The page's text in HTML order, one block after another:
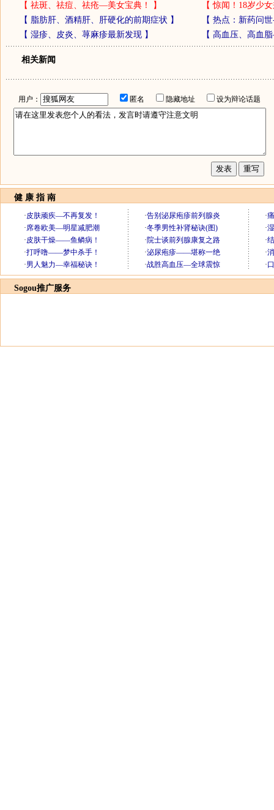
【 祛斑、祛痘、祛疮—美女宝典！ 】 【惊闻！18岁少
【 脂肪肝、酒精肝、肝硬化的前期症状 】 【 热点：新药问
【 湿疹、皮炎、荨麻疹最新发现】 【 高血压、高血
相关新闻
用户： 匿名 隐藏地址 设为辩论话题
健 康 指 南
Sogou推广服务